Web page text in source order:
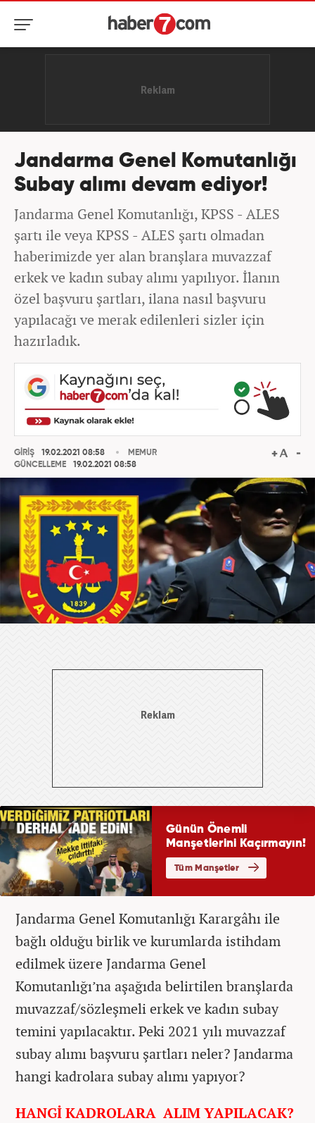
Jandarma Genel Komutanlığı
Subay alımı devam ediyor!
Jandarma Genel Komutanlığı, KPSS - ALES
şartı ile veya KPSS - ALES şartı olmadan
haberimizde yer alan branşlara muvazzaf
erkek ve kadın subay alımı yapılıyor. İlanın
özel başvuru şartları, ilana nasıl başvuru
yapılacağı ve merak edilenleri sizler için
hazırladık.
GİRİŞ
19.02.2021 08:58
GÜNCELLEME
19.02.2021 08:58
MEMUR
Jandarma Genel Komutanlığı Karargâhı ile
bağlı olduğu birlik ve kurumlarda istihdam
edilmek üzere Jandarma Genel
Komutanlığı’na aşağıda belirtilen branşlarda
muvazzaf/sözleşmeli erkek ve kadın subay
temini yapılacaktır. Peki 2021 yılı muvazzaf
subay alımı başvuru şartları neler? Jandarma
hangi kadrolara subay alımı yapıyor?
HANGİ KADROLARA ALIM YAPILACAK?